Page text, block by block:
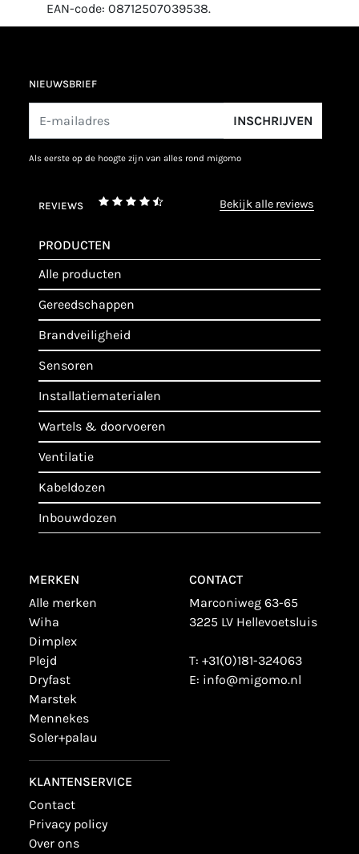
EAN-code: 08712507039538.
NIEUWSBRIEF
INSCHRIJVEN
als eerste op de hoogte zijn van alles rond migomo
REVIEWS bekijk alle reviews
PRODUCTEN
alle producten
gereedschappen
brandveiligheid
sensoren
installatiematerialen
wartels & doorvoeren
ventilatie
kabeldozen
inbouwdozen
MERKEN
alle merken
wiha
dimplex
plejd
dryfast
marstek
mennekes
soler+palau
KLANTENSERVICE
contact
privacy policy
over ons
CONTACT
Marconiweg 63-65
3225 LV Hellevoetsluis
T: +31(0)181-324063
E: info@migomo.nl